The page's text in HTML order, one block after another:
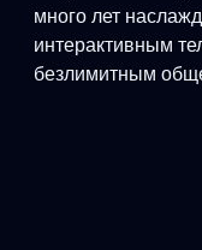
много лет
интерактивным
безлимитным